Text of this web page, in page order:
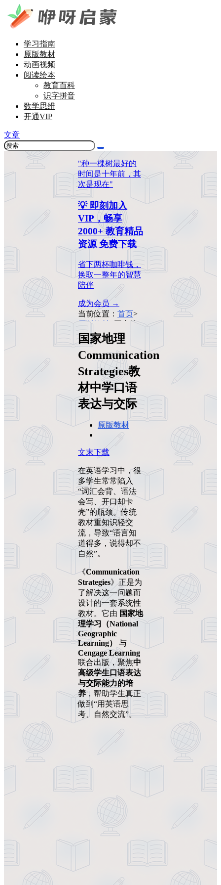
学习指南
原版教材
动画视频
阅读绘本
教育百科
识字拼音
数学思维
开通VIP
文章
"种一棵树最好的
时间是十年前，其
次是现在"
💡 即刻加入
VIP，畅享
2000+ 教育精品
资源 免费下载
省下两杯咖啡钱，
换取一整年的智慧
陪伴
成为会员 →
当前位置： 首页>
原版教材
国家地
理Communication
Strategies教材中学
口语表达与交际
国家地理
Communication
Strategies教
材中学口语
表达与交际
原版教材
文末下载
在英语学习中，很
多学生常常陷入
“词汇会背、语法
会写、开口却卡
壳”的瓶颈。传统
教材重知识轻交
流，导致“语言知
道得多，说得却不
自然”。
《Communication
Strategies》正是为
了解决这一问题而
设计的一套系统性
教材。它由 国家地
理学习（National
Geographic
Learning）
与
Cengage Learning
联合出版，聚焦中
高级学生口语表达
与交际能力的培
养，帮助学生真正
做到“用英语思
考、自然交流”。